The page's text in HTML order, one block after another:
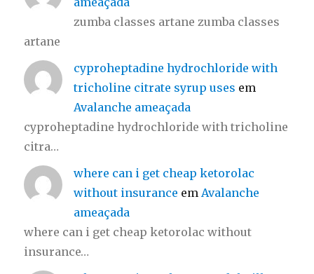
zumba classes artane zumba classes
artane
cyproheptadine hydrochloride with
tricholine citrate syrup uses em
Avalanche ameaçada
cyproheptadine hydrochloride with tricholine
citra…
where can i get cheap ketorolac
without insurance em Avalanche
ameaçada
where can i get cheap ketorolac without
insurance…